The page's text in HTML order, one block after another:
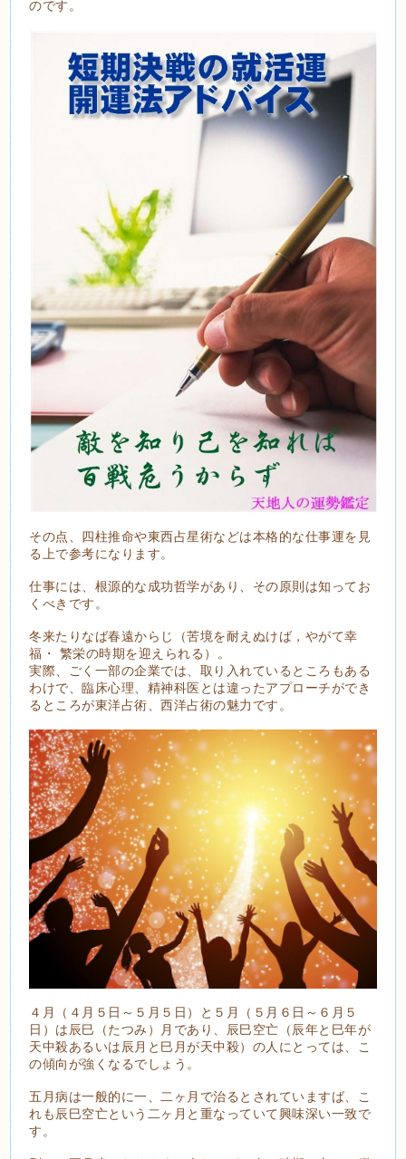
のです。
その点、四柱推命や東西占星術などは本格的な仕事運を見
る上で参考になります。
仕事には、根源的な成功哲学があり、その原則は知ってお
くべきです。
冬来たりなば春遠からじ（苦境を耐えぬけば，やがて幸
福・ 繁栄の時期を迎えられる）。
実際、ごく一部の企業では、取り入れているところもある
わけで、臨床心理、精神科医とは違ったアプローチができ
るところが東洋占術、西洋占術の魅力です。
４月（４月５日～５月５日）と５月（５月６日～６月５
日）は辰巳（たつみ）月であり、辰巳空亡（辰年と巳年が
天中殺あるいは辰月と巳月が天中殺）の人にとっては、こ
の傾向が強くなるでしょう。
五月病は一般的に一、二ヶ月で治るとされていますば、こ
れも辰巳空亡という二ヶ月と重なっていて興味深い一致で
す。